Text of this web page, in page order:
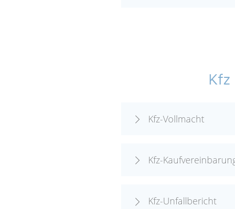
Kfz-Vollmacht
Kfz-
Kfz-Unfallbericht